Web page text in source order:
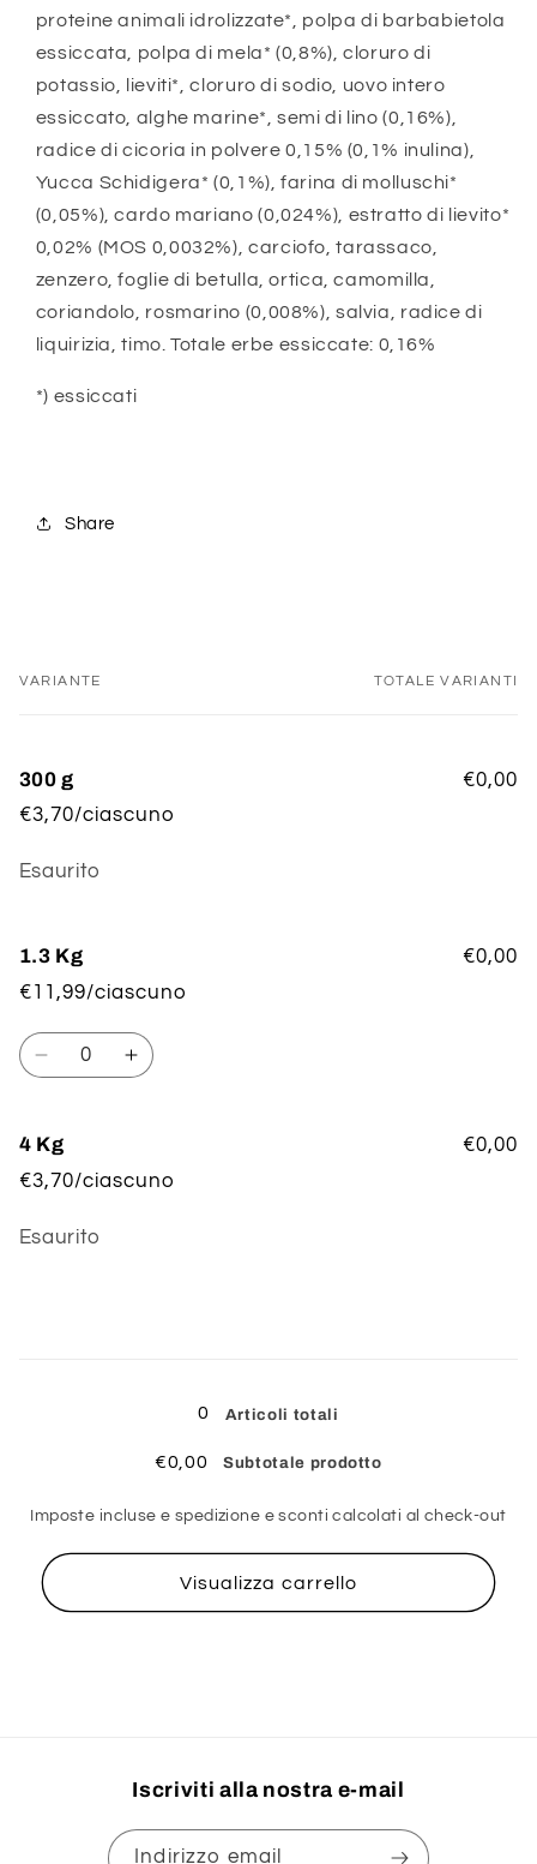
proteine animali idrolizzate*, polpa di barbabietola
essiccata, polpa di mela* (0,8%), cloruro di
potassio, lieviti*, cloruro di sodio, uovo intero
essiccato, alghe marine*, semi di lino (0,16%),
radice di cicoria in polvere 0,15% (0,1% inulina),
Yucca Schidigera* (0,1%), farina di molluschi*
(0,05%), cardo mariano (0,024%), estratto di lievito*
0,02% (MOS 0,0032%), carciofo, tarassaco,
zenzero, foglie di betulla, ortica, camomilla,
coriandolo, rosmarino (0,008%), salvia, radice di
liquirizia, timo. Totale erbe essiccate: 0,16%
*) essiccati
Share
Il
VARIANTE TOTALE VARIANTI
300 g
€3,70/ciascuno
€0,00
Quantità
Esaurito
1.3 Kg
€11,99/ciascuno
€0,00
Quantità
Diminuisci
1.3
Kg
Aumenta
Kg
4 Kg
€3,70/ciascuno
€0,00
Quantità
Esaurito
0 Articoli totali
€0,00 Subtotale prodotto
Imposte incluse e spedizione e sconti calcolati al check-out
Visualizza carrello
Iscriviti alla nostra e-mail
Indirizzo email